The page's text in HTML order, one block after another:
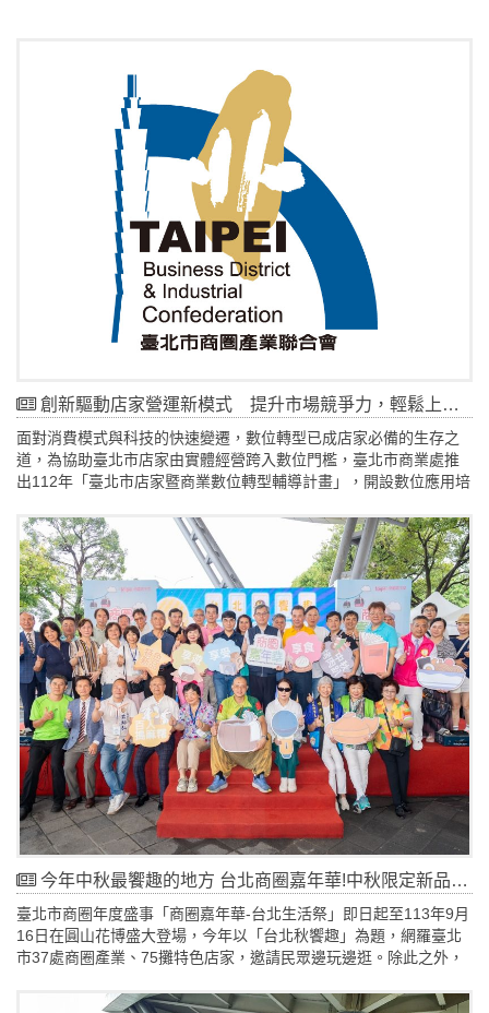
創新驅動店家營運新模式 提升市場競爭力，輕鬆上手數位轉型@台北
面對消費模式與科技的快速變遷，數位轉型已成店家必備的生存之
道，為協助臺北市店家由實體經營跨入數位門檻，臺北市商業處推
出112年「臺北市店家暨商業數位轉型輔導計畫」，開設數位應用培
優質數位工具，另擇選20家潛力店家量身打造轉型方案，透過多元
輔導方式協助本市店家提升市場競爭力。為分享輔導豐碩成果，於
今(12)日舉辦成果發表會，邀請參與計畫之店家現身說法，並發表
「數位轉型@台北」成果電子書，集結15家「數位轉型亮點店家」
作為標竿示範，期望藉由優秀案例吸引更多本市店家投入數位轉型
行列，將數位轉型從挑戰轉化為機會，在市府的引領帶動下邁向永
續經營模式。
今年中秋最饗趣的地方 台北商圈嘉年華!中秋限定新品、百萬商圈好禮以及舞台區超豐富活動等你來+1！
臺北市商圈年度盛事「商圈嘉年華-台北生活祭」即日起至113年9月
16日在圓山花博盛大登場，今年以「台北秋饗趣」為題，網羅臺北
市37處商圈產業、75攤特色店家，邀請民眾邊玩邊逛。除此之外，
商圈特色手作體驗、命運區商圈對對碰挑戰以及舞台區MOMO家族